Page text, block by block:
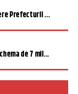
Prefecturii ...
de 7 mil...